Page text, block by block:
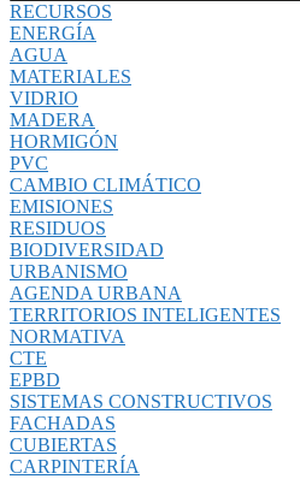
RECURSOS
ENERGÍA
AGUA
MATERIALES
VIDRIO
MADERA
HORMIGÓN
PVC
CAMBIO CLIMÁTICO
EMISIONES
RESIDUOS
BIODIVERSIDAD
URBANISMO
AGENDA URBANA
TERRITORIOS INTELIGENTES
NORMATIVA
CTE
EPBD
SISTEMAS CONSTRUCTIVOS
FACHADAS
CUBIERTAS
CARPINTERÍA